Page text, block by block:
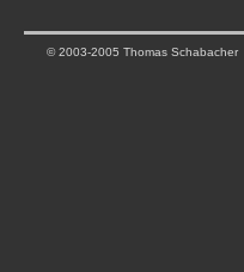
© 2003-2005 Thomas Schabacher